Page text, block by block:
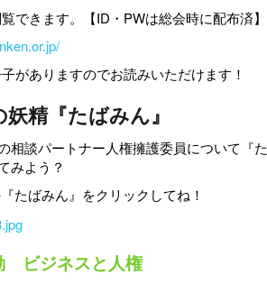
できます。【ID・PWは総会時に配布済】
がありますのでお読みいただけます！
精『たばみん』
相談パートナー人権擁護委員について『
みよう？
たばみん』をクリックしてね！
ビジネスと人権